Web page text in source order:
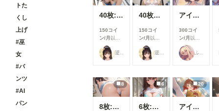
トた
くし
上げ
#巫
女
#パ
ンツ
#AI
パン
40枚:休日のブラチラお姉さん
150コイ
ン/月 以上
支援すると
見ることが
できます
40枚仕方なさそうにパンチラ
150コイ
ン/月 以上
支援すると
見ることが
できます
アイドルパンツ～ギャル衣装～
300コイ
ン/月 以上
支援すると
見ることが
できます
8
8枚:エロ尻
6
6枚:下着グラビア
20
アイドルパンツ～バスケ衣装～